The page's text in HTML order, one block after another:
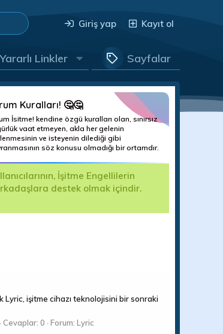
Giriş yap Kayıt ol
Yararlı Linkler Sayfalar
Kuralları! 🤔🤔
İsitme! kendine özgü kuralları olan, sınırsız
vaat etmeyen, akla her gelenin
ve isteyenin dilediği gibi
söz konusu olmadığı bir ortamdır.
İşitme Engellilerin
destek olmak içindir.
Lyric, işitme cihazı teknolojisini bir sonraki
Cevaplar: 0 Forum: Lyric